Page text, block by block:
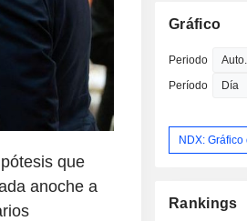
que
anoche a
Gráfico
Periodo
Período
NDX:
Rankings